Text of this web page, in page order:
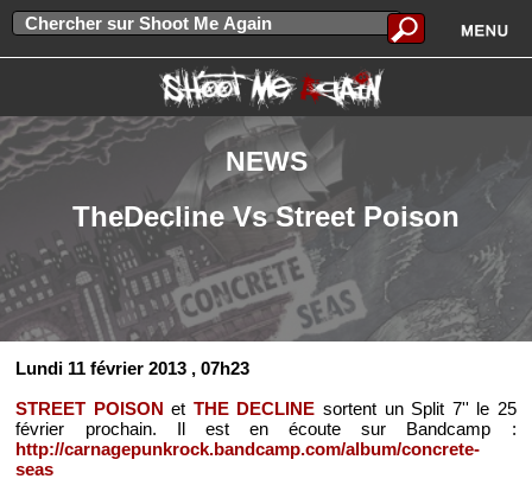
NEWS
TheDecline Vs Street Poison
Lundi 11 février 2013 , 07h23
STREET POISON et THE DECLINE sortent un Split 7'' le 25
février prochain. Il est en écoute sur Bandcamp :
http://carnagepunkrock.bandcamp.com/album/concrete-
seas